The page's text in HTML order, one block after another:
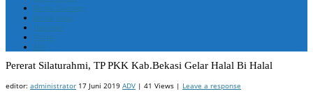
Berita Cikarang
Berita Jabar
Nasional
Politik
ADV
Pererat Silaturahmi, TP PKK Kab.Bekasi Gelar Halal Bi Halal
editor: administrator 17 Juni 2019 ADV | 41 Views | Leave a response